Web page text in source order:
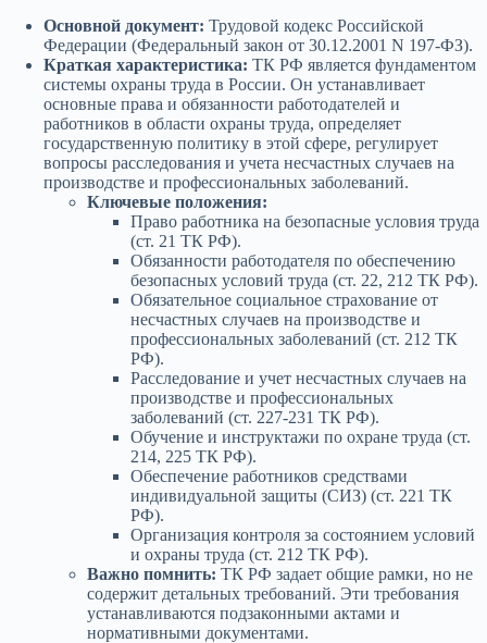
Основной документ: Трудовой кодекс Российской
Федерации (Федеральный закон от 30.12.2001 N 197-ФЗ).
Краткая характеристика: ТК РФ является фундаментом
системы охраны труда в России. Он устанавливает
основные права и обязанности работодателей и
работников в области охраны труда, определяет
государственную политику в этой сфере, регулирует
вопросы расследования и учета несчастных случаев на
производстве и профессиональных заболеваний.
Ключевые положения:
Право работника на безопасные условия труда
(ст. 21 ТК РФ).
Обязанности работодателя по обеспечению
безопасных условий труда (ст. 22, 212 ТК РФ).
Обязательное социальное страхование от
несчастных случаев на производстве и
профессиональных заболеваний (ст. 212 ТК
РФ).
Расследование и учет несчастных случаев на
производстве и профессиональных
заболеваний (ст. 227-231 ТК РФ).
Обучение и инструктажи по охране труда (ст.
214, 225 ТК РФ).
Обеспечение работников средствами
индивидуальной защиты (СИЗ) (ст. 221 ТК
РФ).
Организация контроля за состоянием условий
и охраны труда (ст. 212 ТК РФ).
Важно помнить: ТК РФ задает общие рамки, но не
содержит детальных требований. Эти требования
устанавливаются подзаконными актами и
нормативными документами.